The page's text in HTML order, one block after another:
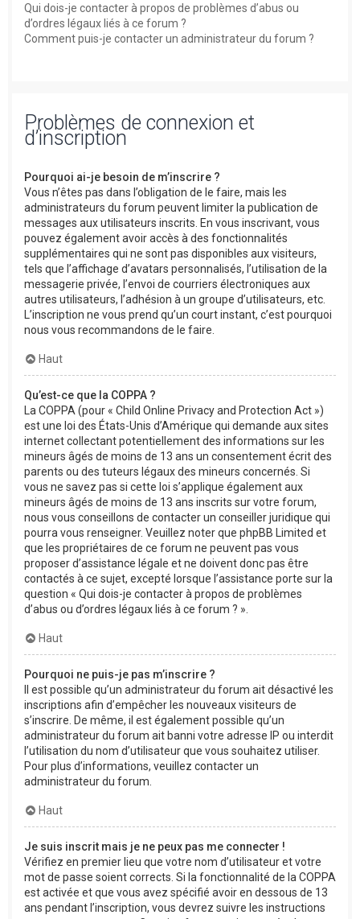
Qui dois-je contacter à propos de problèmes d’abus ou
d’ordres légaux liés à ce forum ?
Comment puis-je contacter un administrateur du forum ?
Problèmes de connexion et
d’inscription
Pourquoi ai-je besoin de m’inscrire ?
Vous n’êtes pas dans l’obligation de le faire, mais les
administrateurs du forum peuvent limiter la publication de
messages aux utilisateurs inscrits. En vous inscrivant, vous
pouvez également avoir accès à des fonctionnalités
supplémentaires qui ne sont pas disponibles aux visiteurs,
tels que l’affichage d’avatars personnalisés, l’utilisation de la
messagerie privée, l’envoi de courriers électroniques aux
autres utilisateurs, l’adhésion à un groupe d’utilisateurs, etc.
L’inscription ne vous prend qu’un court instant, c’est pourquoi
nous vous recommandons de le faire.
Haut
Qu’est-ce que la COPPA ?
La COPPA (pour « Child Online Privacy and Protection Act »)
est une loi des États-Unis d’Amérique qui demande aux sites
internet collectant potentiellement des informations sur les
mineurs âgés de moins de 13 ans un consentement écrit des
parents ou des tuteurs légaux des mineurs concernés. Si
vous ne savez pas si cette loi s’applique également aux
mineurs âgés de moins de 13 ans inscrits sur votre forum,
nous vous conseillons de contacter un conseiller juridique qui
pourra vous renseigner. Veuillez noter que phpBB Limited et
que les propriétaires de ce forum ne peuvent pas vous
proposer d’assistance légale et ne doivent donc pas être
contactés à ce sujet, excepté lorsque l’assistance porte sur la
question « Qui dois-je contacter à propos de problèmes
d’abus ou d’ordres légaux liés à ce forum ? ».
Haut
Pourquoi ne puis-je pas m’inscrire ?
Il est possible qu’un administrateur du forum ait désactivé les
inscriptions afin d’empêcher les nouveaux visiteurs de
s’inscrire. De même, il est également possible qu’un
administrateur du forum ait banni votre adresse IP ou interdit
l’utilisation du nom d’utilisateur que vous souhaitez utiliser.
Pour plus d’informations, veuillez contacter un
administrateur du forum.
Haut
Je suis inscrit mais je ne peux pas me connecter !
Vérifiez en premier lieu que votre nom d’utilisateur et votre
mot de passe soient corrects. Si la fonctionnalité de la COPPA
est activée et que vous avez spécifié avoir en dessous de 13
ans pendant l’inscription, vous devrez suivre les instructions